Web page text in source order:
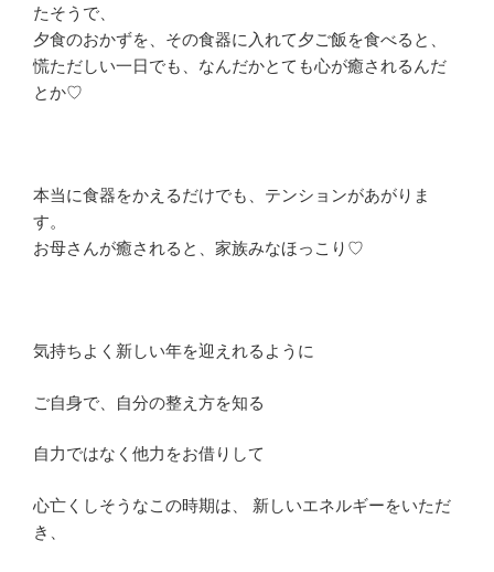
たそうで、
夕食のおかずを、その食器に入れて夕ご飯を食べると、
慌ただしい一日でも、なんだかとても心が癒されるんだ
とか♡
本当に食器をかえるだけでも、テンションがあがりま
す。
お母さんが癒されると、家族みなほっこり♡
気持ちよく新しい年を迎えれるように
ご自身で、自分の整え方を知る
自力ではなく他力をお借りして
心亡くしそうなこの時期は、 新しいエネルギーをいただ
き、